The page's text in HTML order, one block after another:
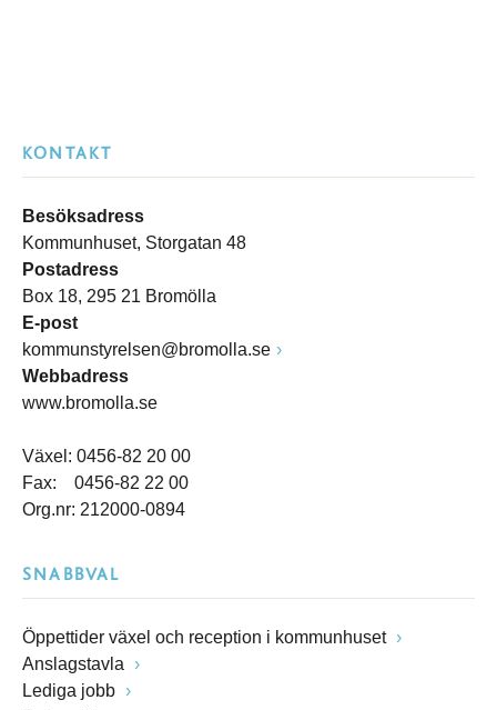
KONTAKT
Besöksadress
Kommunhuset, Storgatan 48
Postadress
Box 18, 295 21 Bromölla
E-post
kommunstyrelsen@bromolla.se
Webbadress
www.bromolla.se
Växel: 0456-82 20 00
Fax: 0456-82 22 00
Org.nr: 212000-0894
SNABBVAL
Öppettider växel och reception i kommunhuset
Anslagstavla
Lediga jobb